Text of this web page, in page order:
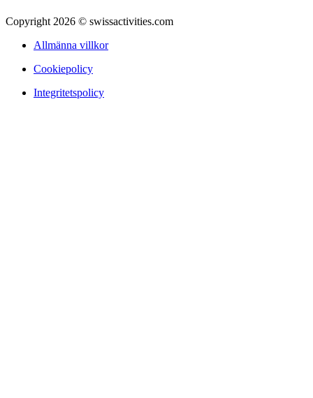
Copyright 2026 © swissactivities.com
Allmänna villkor
Cookiepolicy
Integritetspolicy